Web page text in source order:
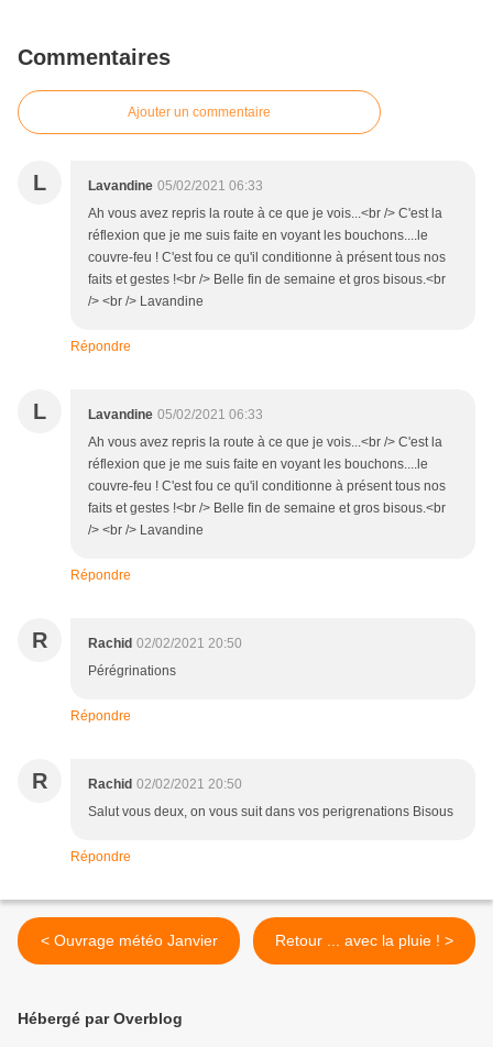
Commentaires
Ajouter un commentaire
L Lavandine 05/02/2021 06:33
Ah vous avez repris la route à ce que je vois...<br /> C'est la
réflexion que je me suis faite en voyant les bouchons....le
couvre-feu ! C'est fou ce qu'il conditionne à présent tous nos
faits et gestes !<br /> Belle fin de semaine et gros bisous.<br
/> <br /> Lavandine
Répondre
L Lavandine 05/02/2021 06:33
Ah vous avez repris la route à ce que je vois...<br /> C'est la
réflexion que je me suis faite en voyant les bouchons....le
couvre-feu ! C'est fou ce qu'il conditionne à présent tous nos
faits et gestes !<br /> Belle fin de semaine et gros bisous.<br
/> <br /> Lavandine
Répondre
R Rachid 02/02/2021 20:50
Pérégrinations
Répondre
R Rachid 02/02/2021 20:50
Salut vous deux, on vous suit dans vos perigrenations Bisous
Répondre
< Ouvrage météo Janvier Retour ... avec la pluie ! >
Hébergé par Overblog